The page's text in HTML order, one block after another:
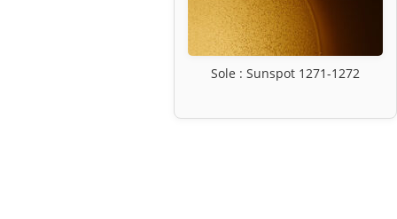
Sole : Sunspot 1271-1272